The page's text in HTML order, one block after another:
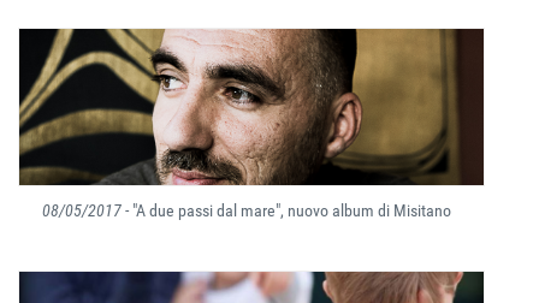
08/05/2017- "A due passi dal mare", nuovo album di Misitano